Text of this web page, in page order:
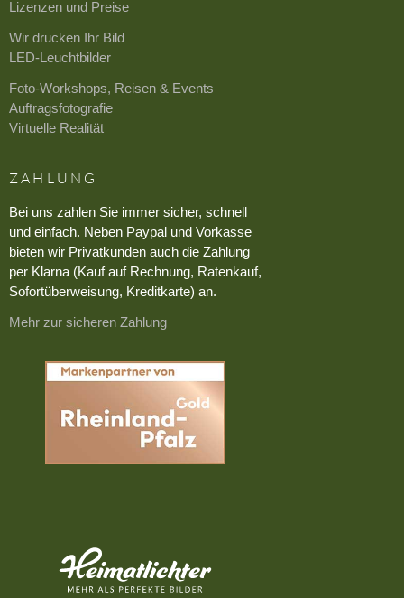
Lizenzen und Preise
Wir drucken Ihr Bild
LED-Leuchtbilder
Foto-Workshops, Reisen & Events
Auftragsfotografie
Virtuelle Realität
ZAHLUNG
Bei uns zahlen Sie immer sicher, schnell
und einfach. Neben Paypal und Vorkasse
bieten wir Privatkunden auch die Zahlung
per Klarna (Kauf auf Rechnung, Ratenkauf,
Sofortüberweisung, Kreditkarte) an.
Mehr zur sicheren Zahlung